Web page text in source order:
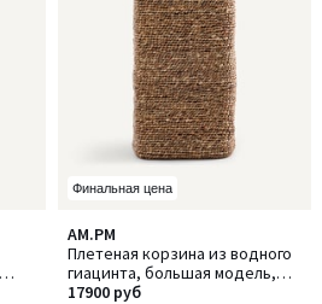
Финальная цена
AM.PM
Плетеная корзина из водного
гиацинта, большая модель,
RAGA / РАГА
17900 руб